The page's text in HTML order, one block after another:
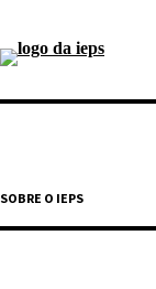
SOBRE O IEPS